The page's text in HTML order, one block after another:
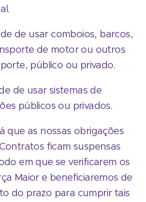
de usar comboios, barcos,
de motor ou outros
público ou privado.
de usar sistemas de
públicos ou privados.
que as nossas obrigações
ficam suspensas
em que se verificarem os
Maior e beneficiaremos de
do prazo para cumprir tais